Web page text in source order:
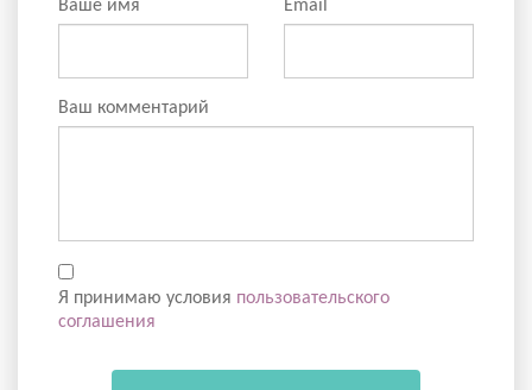
Ваше имя Email
Ваш комментарий
Я принимаю условия пользовательского
соглашения